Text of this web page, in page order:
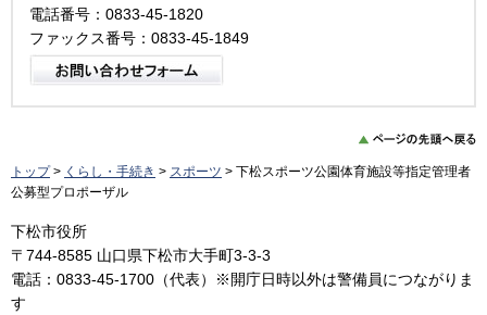
電話番号：0833-45-1820
ファックス番号：0833-45-1849
トップ> くらし・手続き > スポーツ > 下松スポーツ公園体育施設等指定管理者
公募型プロポーザル
下松市役所
〒744-8585 山口県下松市大手町3-3-3
電話：0833-45-1700（代表）※開庁日時以外は警備員につながりま
す